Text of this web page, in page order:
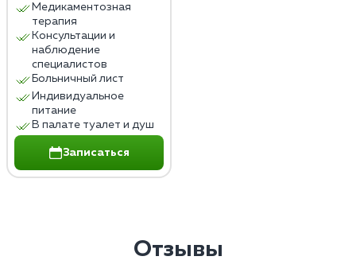
Медикаментозная
терапия
Консультации и
наблюдение
специалистов
Больничный лист
Индивидуальное
питание
В палате туалет и душ
Записаться
Отзывы